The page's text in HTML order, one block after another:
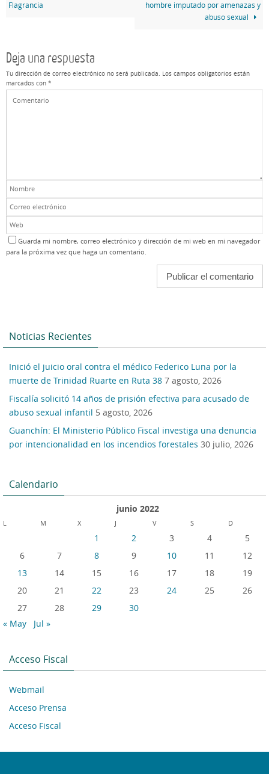
Flagrancia
hombre imputado por amenazas y
abuso sexual
Deja una respuesta
Tu dirección de correo electrónico no será publicada. Los campos obligatorios están
marcados con *
Guarda mi nombre, correo electrónico y dirección de mi web en mi navegador
para la próxima vez que haga un comentario.
Noticias Recientes
Inició el juicio oral contra el médico Federico Luna por la
muerte de Trinidad Ruarte en Ruta 38 7 agosto, 2026
Fiscalía solicitó 14 años de prisión efectiva para acusado de
abuso sexual infantil 5 agosto, 2026
Guanchín: El Ministerio Público Fiscal investiga una denuncia
por intencionalidad en los incendios forestales 30 julio, 2026
Calendario
junio 2022
L M X J V S D
1 2 3 4
5
6
7 8 9 10 11
12
13
14 15 16 17 18
19
20
21 22 23 24 25
26
27
28 29
30
« May
Jul »
Acceso Fiscal
Webmail
Acceso Prensa
Acceso Fiscal